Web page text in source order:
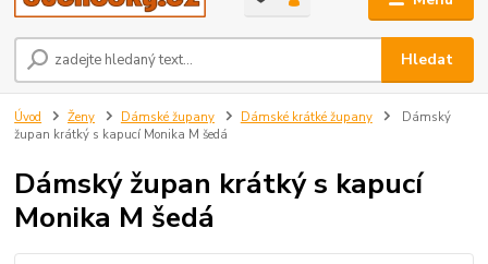
Hledat
Úvod Ženy Dámské župany Dámské krátké župany
Dámský
župan krátký s kapucí Monika M šedá
Dámský župan krátký s kapucí
Monika M šedá